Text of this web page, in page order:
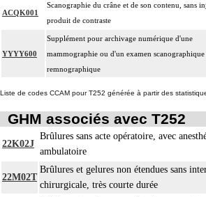
ACQK001
Scanographie du crâne et de son contenu, sans
produit de contraste
YYYY600
Supplément pour archivage numérique d'une
mammographie ou d'un examen scanographique
remnographique
Liste de codes CCAM pour T252 générée à partir des
GHM associés avec T252
22K02J
Brûlures sans acte opératoire, avec
ambulatoire
22M02T
Brûlures et gelures non étendues sans
chirurgicale, très courte durée